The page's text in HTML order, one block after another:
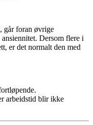
går foran øvrige
Dersom flere i
er det normalt den med
arbeidstid blir ikke